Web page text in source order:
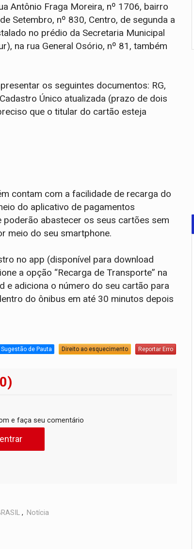
Antônio Fraga Moreira, nº 1706, bairro
Setembro, nº 830, Centro, de segunda a
no prédio da Secretaria Municipal
na rua General Osório, nº 81, também
os seguintes documentos: RG,
Único atualizada (prazo de dois
que o titular do cartão esteja
contam com a facilidade de recarga do
do aplicativo de pagamentos
poderão abastecer os seus cartões sem
meio do seu smartphone.
no app (disponível para download
a opção “Recarga de Transporte” na
e adiciona o número do seu cartão para
do ônibus em até 30 minutos depois
Sugestão de Pauta Direito ao esquecimento Reportar Erro
e faça seu comentário
, Notícia